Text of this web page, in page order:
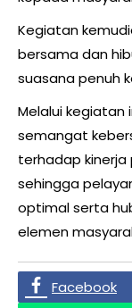
Kegiatan
bersama dan
suasana penuh
Melalui kegiatan
semangat
terhadap
sehingga
optimal serta
elemen
Facebook